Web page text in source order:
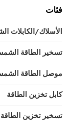
فئات
الأسلاك/الكابلات
تسخير الطاقة
موصل الطاقة
كابل تخزين الطاقة
تسخير تخزين الطاقة